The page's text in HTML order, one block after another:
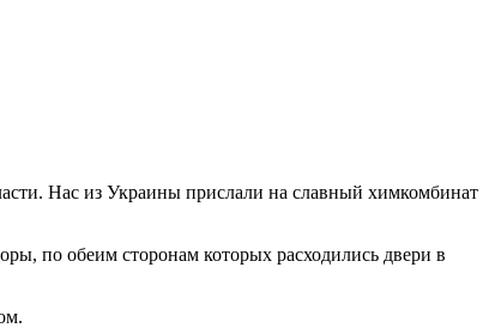
Нас из Украины прислали на славный химкомбинат
по обеим сторонам которых расходились двери в